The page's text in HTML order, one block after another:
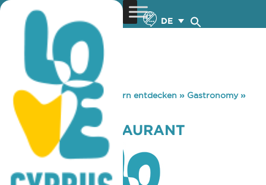
DE
You are here: Home »Zypern entdecken » Gastronomy»
AGAPINOR RESTAURANT
AGAPINOR RESTAURANT